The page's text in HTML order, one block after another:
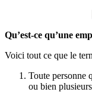
Qu’est-ce qu’une
Voici tout ce que le
Toute personne
ou bien